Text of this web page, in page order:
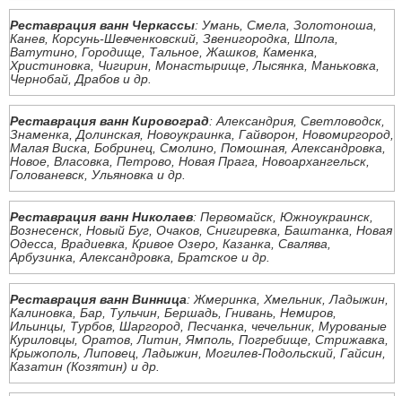
Реставрация ванн Черкассы: Умань, Смела, Золотоноша,
Канев, Корсунь-Шевченковский, Звенигородка, Шпола,
Ватутино, Городище, Тальное, Жашков, Каменка,
Христиновка, Чигирин, Монастырище, Лысянка, Маньковка,
Чернобай, Драбов и др.
Реставрация ванн Кировоград: Александрия, Светловодск,
Знаменка, Долинская, Новоукраинка, Гайворон, Новомиргород,
Малая Виска, Бобринец, Смолино, Помошная, Александровка,
Новое, Власовка, Петрово, Новая Прага, Новоархангельск,
Голованевск, Ульяновка и др.
Реставрация ванн Николаев: Первомайск, Южноукраинск,
Вознесенск, Новый Буг, Очаков, Снигиревка, Баштанка, Новая
Одесса, Врадиевка, Кривое Озеро, Казанка, Свалява,
Арбузинка, Александровка, Братское и др.
Реставрация ванн Винница: Жмеринка, Хмельник, Ладыжин,
Калиновка, Бар, Тульчин, Бершадь, Гнивань, Немиров,
Ильинцы, Турбов, Шаргород, Песчанка, чечельник, Мурованые
Куриловцы, Оратов, Литин, Ямполь, Погребище, Стрижавка,
Крыжополь, Липовец, Ладыжин, Могилев-Подольский, Гайсин,
Казатин (Козятин) и др.